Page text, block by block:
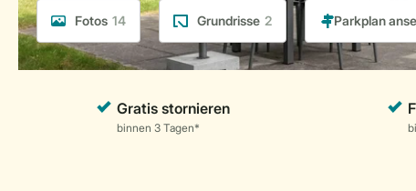
Fotos 14 Grundrisse 2